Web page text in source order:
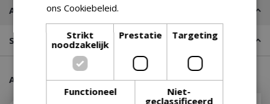
Advies nodig?
Stel een vraag
Aanraders van onze klanten
ons Cookiebeleid.
Strikt
noodzakelijk
Prestatie Targeting
Functioneel
Niet-
geclassificeerd